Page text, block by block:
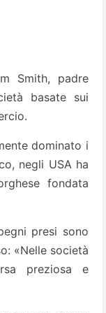
Smith, padre
basate sui
dominato i
negli USA ha
fondata
presi sono
«Nelle società
preziosa e